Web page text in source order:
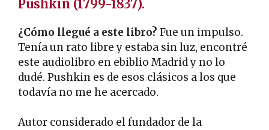
Pushkin (1799-1837).
¿Cómo llegué a este libro? Fue un impulso.
Tenía un rato libre y estaba sin luz, encontré
este audiolibro en ebiblio Madrid y no lo
dudé. Pushkin es de esos clásicos a los que
todavía no me he acercado.
Autor considerado el fundador de la